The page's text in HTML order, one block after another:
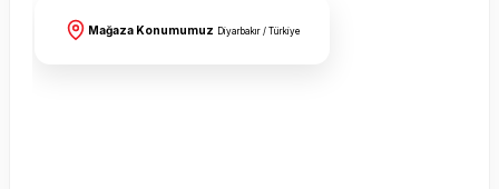
Mağaza Konumumuz Diyarbakır / Türkiye